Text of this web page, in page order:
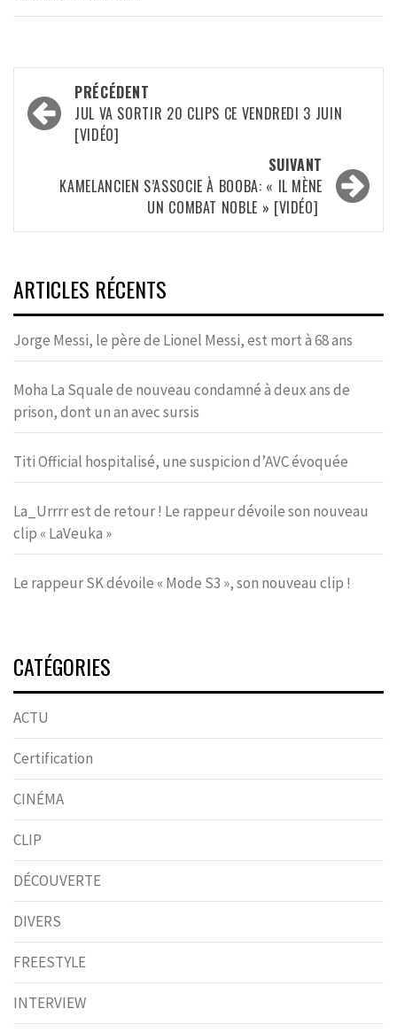
Navigation
d’article
PRÉCÉDENT
JUL VA SORTIR 20 CLIPS CE VENDREDI 3 JUIN
[VIDÉO]
SUIVANT
KAMELANCIEN S’ASSOCIE À BOOBA: « IL MÈNE
UN COMBAT NOBLE » [VIDÉO]
ARTICLES RÉCENTS
Jorge Messi, le père de Lionel Messi, est mort à 68 ans
Moha La Squale de nouveau condamné à deux ans de
prison, dont un an avec sursis
Titi Official hospitalisé, une suspicion d’AVC évoquée
La_Urrrr est de retour ! Le rappeur dévoile son nouveau
clip « LaVeuka »
Le rappeur SK dévoile « Mode S3 », son nouveau clip !
CATÉGORIES
ACTU
Certification
CINÉMA
CLIP
DÉCOUVERTE
DIVERS
FREESTYLE
INTERVIEW